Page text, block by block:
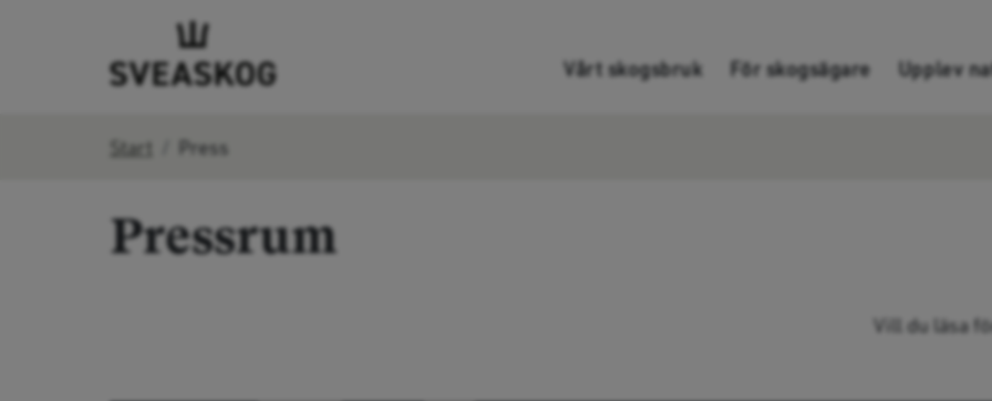
Vårt skogsbruk För skogsägare Upplev
Start Press
Pressrum
Vill du läsa